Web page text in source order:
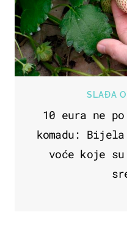
SLAĐA
10 eura ne
komadu:
voće koje